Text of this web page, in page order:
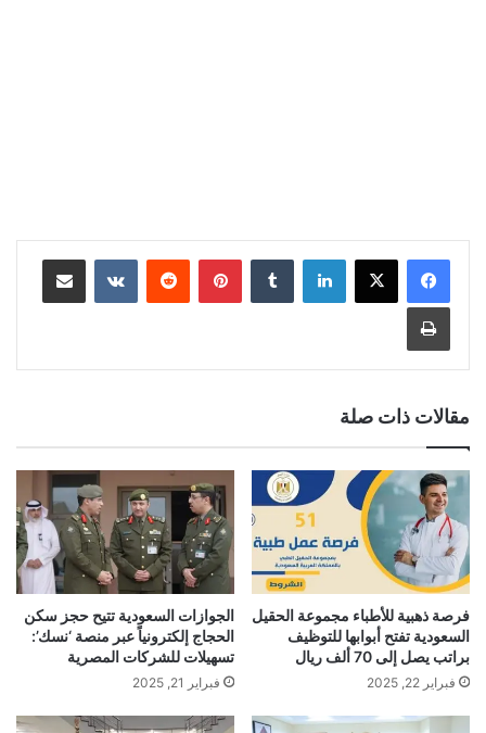
لينكدإن بينتيريست
مقالات ذات صلة
فرصة ذهبية للأطباء مجموعة الحقيل
السعودية تفتح أبوابها للتوظيف
براتب يصل إلى 70 ألف ريال
فبراير 22, 2025
الجوازات السعودية تتيح حجز سكن
الحجاج إلكترونياً عبر منصة ‘نسك’:
تسهيلات للشركات المصرية
فبراير 21, 2025